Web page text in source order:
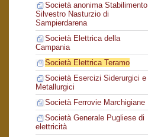
Società anonima Stabilimento
Silvestro Nasturzio di
Sampierdarena
Società Elettrica della
Campania
Società Elettrica Teramo
Società Esercizi Siderurgici e
Metallurgici
Società Ferrovie Marchigiane
Società Generale Pugliese di
elettricità